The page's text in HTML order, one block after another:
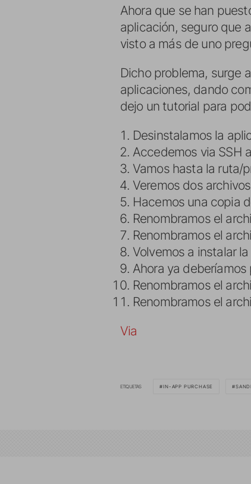
Ahora que se han
aplicación, seguro que
visto a más de uno
Dicho problema, surge
aplicaciones, dando
dejo un tutorial para
Desinstalamos la
Accedemos via SSH
Vamos hasta la ruta/
Veremos dos
Hacemos una copia
Renombramos el
Renombramos el
Volvemos a instalar
Ahora ya
Renombramos el
Renombramos el
Via
ETIQUETAS IN-APP PURCHASE